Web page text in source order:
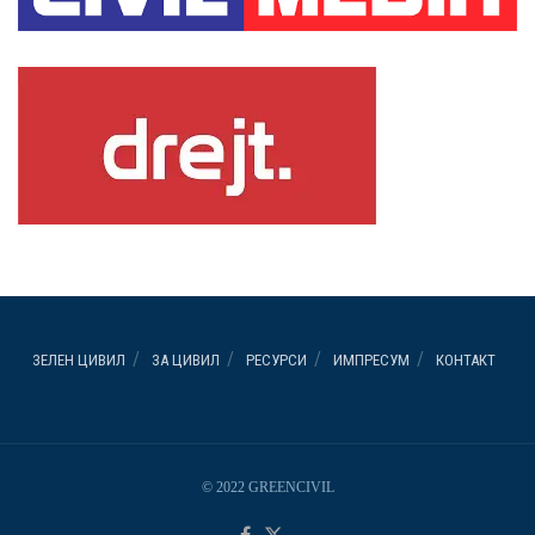
ЗЕЛЕН ЦИВИЛ ЗА ЦИВИЛ РЕСУРСИ ИМПРЕСУМ КОНТАКТ
© 2022 GREENCIVIL